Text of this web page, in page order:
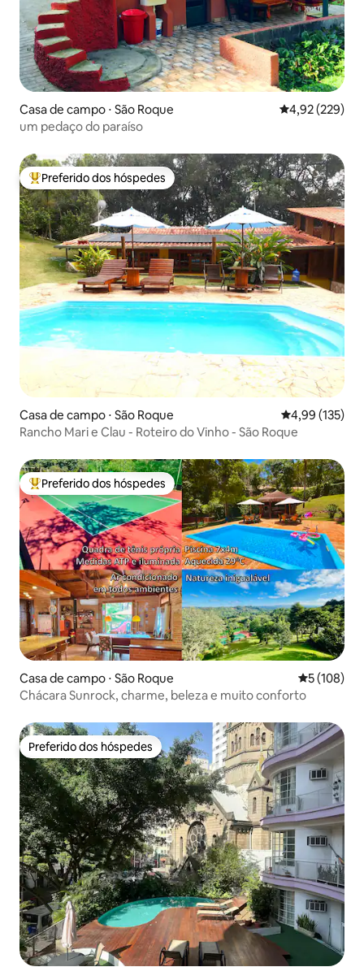
Casa de campo ⋅ São Roque 4,92 de uma
4,92 (229)
um pedaço do paraíso
Entre os melhores preferidos dos hóspedes
Preferido dos hóspedes
Casa de campo ⋅ São Roque 4,99 de uma
4,99 (135)
Rancho Mari e Clau - Roteiro do Vinho - São Roque
Entre os melhores preferidos dos hóspedes
Preferido dos hóspedes
Casa de campo ⋅ São Roque 5 de uma
5 (108)
Chácara Sunrock, charme, beleza e muito conforto
Preferido dos hóspedes
Preferido dos hóspedes